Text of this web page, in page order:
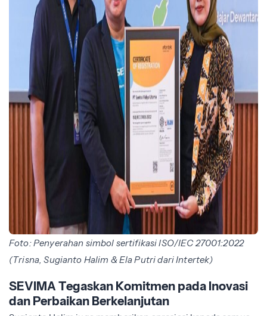
Foto: Penyerahan simbol sertifikasi ISO/IEC 27001:2022
(Trisna, Sugianto Halim & Ela Putri dari Intertek)
SEVIMA Tegaskan Komitmen pada Inovasi
dan Perbaikan Berkelanjutan